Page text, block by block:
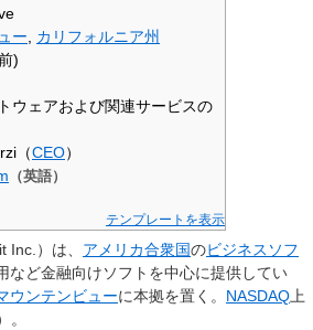
ー
カリフォルニア州
)
ウェアおよび関連サービスの
（CEO）
（英語）
テンプレートを表示
Inc. ）は、 アメリカ合衆国のビジネスソフ
など金融向けソフトを中心に提供してい
ウンテンビューに本拠を置く。 NASDAQ 上
。